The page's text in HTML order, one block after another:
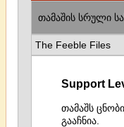
თამაშის სრული
The Feeble Files
Support
თამაშს
გააჩნია.